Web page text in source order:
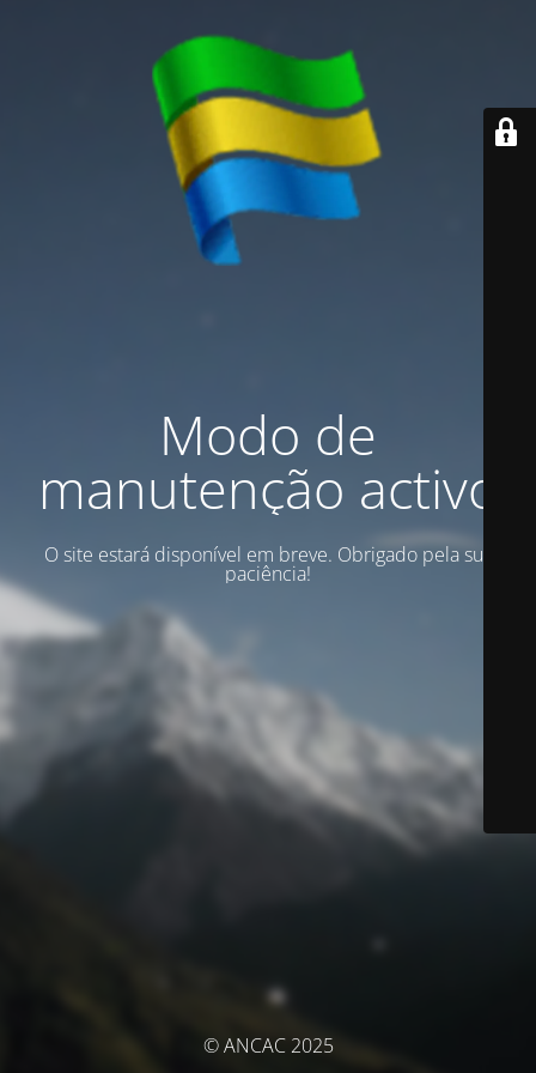
Modo de
manutenção activo
O site estará disponível em breve. Obrigado pela sua
paciência!
© ANCAC 2025